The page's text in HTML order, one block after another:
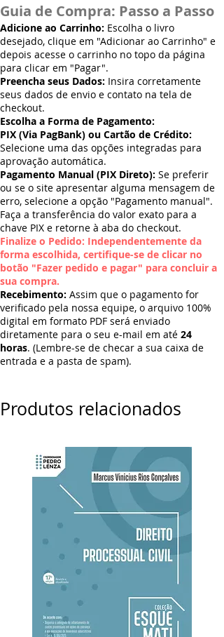
Guia de Compra: Passo a Passo
Adicione ao Carrinho: Escolha o livro
desejado, clique em "Adicionar ao Carrinho" e
depois acesse o carrinho no topo da página
para clicar em "Pagar".
Preencha seus Dados: Insira corretamente
seus dados de envio e contato na tela de
checkout.
Escolha a Forma de Pagamento:
PIX (Via PagBank) ou Cartão de Crédito:
Selecione uma das opções integradas para
aprovação automática.
Pagamento Manual (PIX Direto): Se preferir
ou se o site apresentar alguma mensagem de
erro, selecione a opção "Pagamento manual".
Faça a transferência do valor exato para a
chave PIX e retorne à aba do checkout.
Finalize o Pedido: Independentemente da
forma escolhida, certifique-se de clicar no
botão "Fazer pedido e pagar" para concluir a
sua compra.
Recebimento: Assim que o pagamento for
verificado pela nossa equipe, o arquivo 100%
digital em formato PDF será enviado
diretamente para o seu e-mail em até 24
horas. (Lembre-se de checar a sua caixa de
entrada e a pasta de spam).
Produtos relacionados